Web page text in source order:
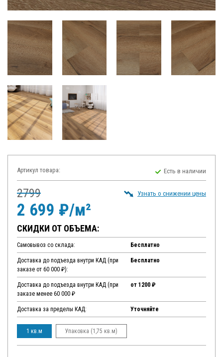
Артикул товара: Есть в наличии
2799
2 699 ₽/м²
Узнать о снижении цены
СКИДКИ ОТ ОБЪЕМА:
Самовывоз со склада: Бесплатно
Доставка до подъезда внутри КАД (при
заказе от 60 000 ₽):
Бесплатно
Доставка до подъезда внутри КАД (при
заказе менее 60 000 ₽
от 1200 ₽
Доставка за пределы КАД: Уточняйте
1 кв.м Упаковка (1,75 кв.м)